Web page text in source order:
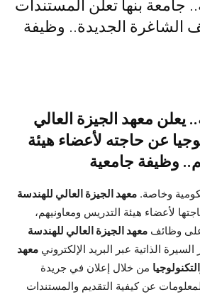
جامعة بنها تعلن المستندات
الشاغرة الجديدة.. وظيفة
يعلن معهد الجيزة العالي
عن حاجته لأعضاء هيئة
وظيفة جامعية
معهد الجيزة العالي للهندسة
لأعضاء هيئة التدريس ومعاونيهم،
وظائف معهد الجيزة العالي للهندسة
الذاتية عبر البريد الإلكتروني معهد
من خلال إعلان في جريدة
عن كيفية التقديم والمستندات